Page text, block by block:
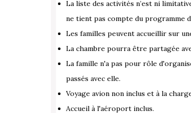
La liste des activités n’est ni
ne tient pas compte du programme
Les familles peuvent accueillir sur
La chambre pourra être partagée
La famille n'a pas pour rôle
passés avec elle.
Voyage avion non inclus et à la
Accueil à l'aéroport inclus.